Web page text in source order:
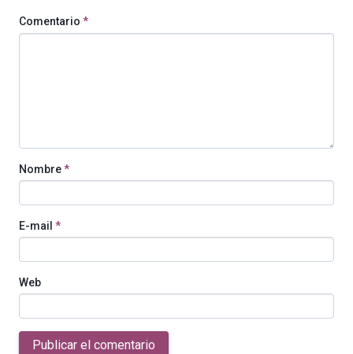
Comentario *
Nombre*
E-mail *
Web
Publicar el comentario